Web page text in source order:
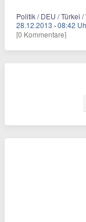
Politik / DEU / Türkei
28.12.2013 ·08:42
[0 Kommentare]